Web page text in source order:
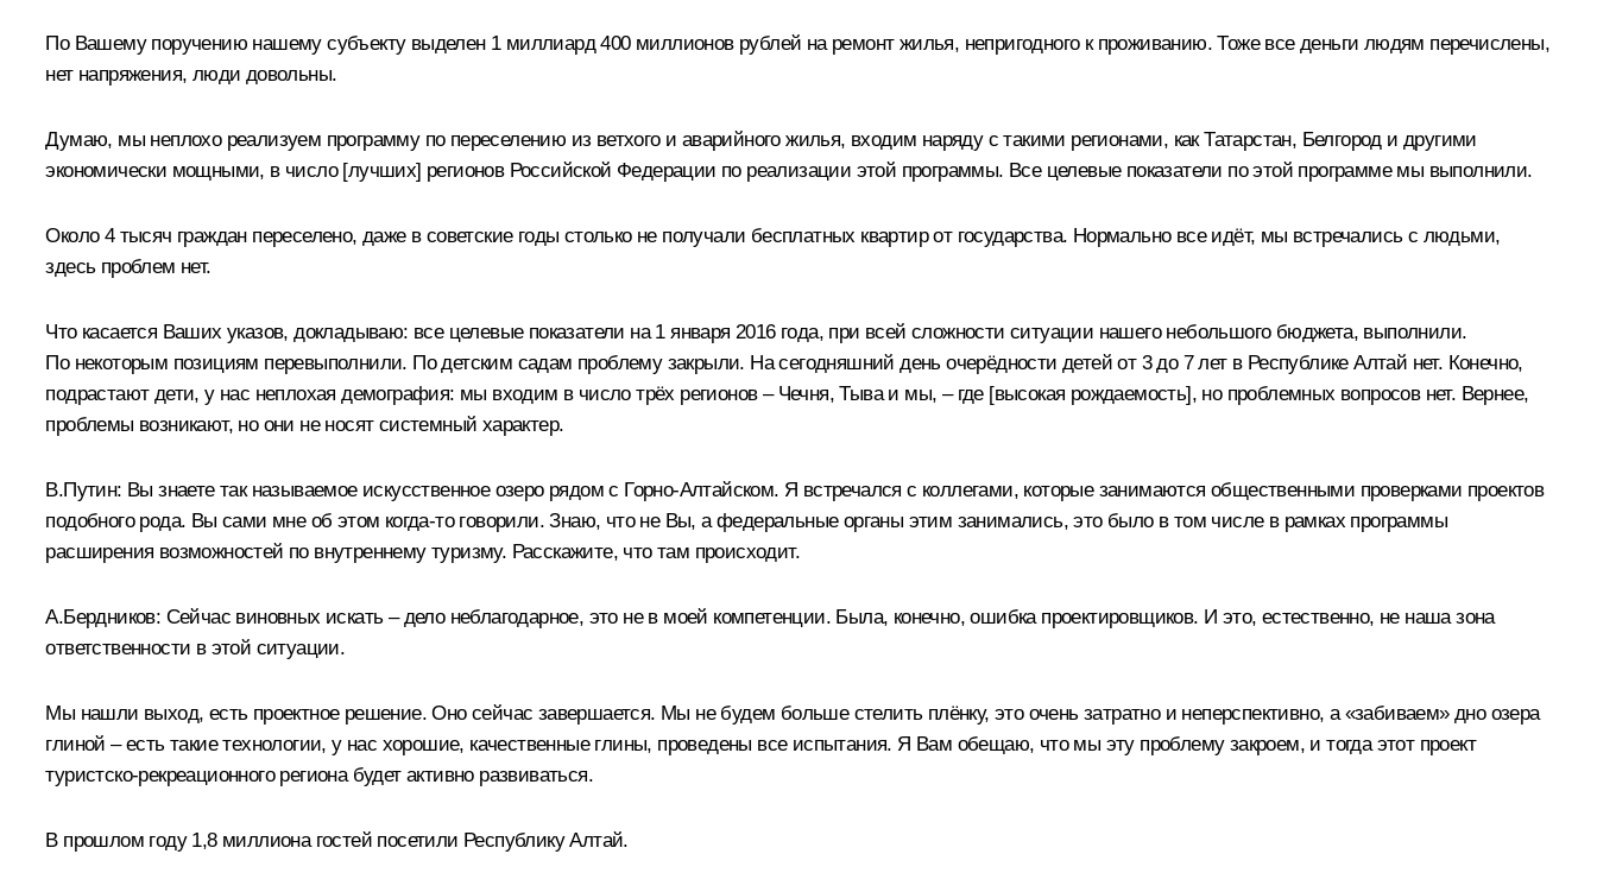
По Вашему поручению нашему субъекту выделен 1 миллиард 400 миллионов рублей на ремонт жилья, непригодного к проживанию. Тоже все деньги людям перечислены,
нет напряжения, люди довольны.
Думаю, мы неплохо реализуем программу по переселению из ветхого и аварийного жилья, входим наряду с такими регионами, как Татарстан, Белгород и другими
экономически мощными, в число [лучших] регионов Российской Федерации по реализации этой программы. Все целевые показатели по этой программе мы выполнили.
Около 4 тысяч граждан переселено, даже в советские годы столько не получали бесплатных квартир от государства. Нормально все идёт, мы встречались с людьми,
здесь проблем нет.
Что касается Ваших указов, докладываю: все целевые показатели на 1 января 2016 года, при всей сложности ситуации нашего небольшого бюджета, выполнили.
По некоторым позициям перевыполнили. По детским садам проблему закрыли. На сегодняшний день очерёдности детей от 3 до 7 лет в Республике Алтай нет. Конечно,
подрастают дети, у нас неплохая демография: мы входим в число трёх регионов – Чечня, Тыва и мы, – где [высокая рождаемость], но проблемных вопросов нет. Вернее,
проблемы возникают, но они не носят системный характер.
В.Путин: Вы знаете так называемое искусственное озеро рядом с Горно-Алтайском. Я встречался с коллегами, которые занимаются общественными проверками проектов
подобного рода. Вы сами мне об этом когда‑то говорили. Знаю, что не Вы, а федеральные органы этим занимались, это было в том числе в рамках программы
расширения возможностей по внутреннему туризму. Расскажите, что там происходит.
А.Бердников: Сейчас виновных искать – дело неблагодарное, это не в моей компетенции. Была, конечно, ошибка проектировщиков. И это, естественно, не наша зона
ответственности в этой ситуации.
Мы нашли выход, есть проектное решение. Оно сейчас завершается. Мы не будем больше стелить плёнку, это очень затратно и неперспективно, а «забиваем» дно озера
глиной – есть такие технологии, у нас хорошие, качественные глины, проведены все испытания. Я Вам обещаю, что мы эту проблему закроем, и тогда этот проект
туристско-рекреационного региона будет активно развиваться.
В прошлом году 1,8 миллиона гостей посетили Республику Алтай.